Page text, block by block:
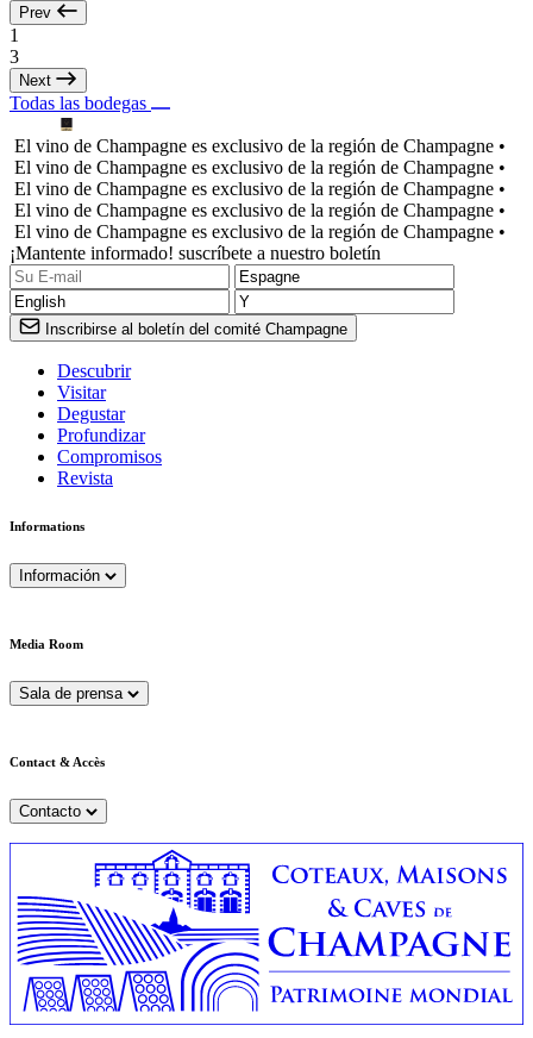
Prev
1
3
Next
Todas las bodegas
El vino de Champagne es exclusivo de la región de Champagne •
El vino de Champagne es exclusivo de la región de Champagne •
El vino de Champagne es exclusivo de la región de Champagne •
El vino de Champagne es exclusivo de la región de Champagne •
El vino de Champagne es exclusivo de la región de Champagne •
¡Mantente informado! suscríbete a nuestro boletín
Inscribirse al boletín del comité Champagne
Descubrir
Visitar
Degustar
Profundizar
Compromisos
Revista
Informations
Información
Media Room
Sala de prensa
Contact & Accès
Contacto